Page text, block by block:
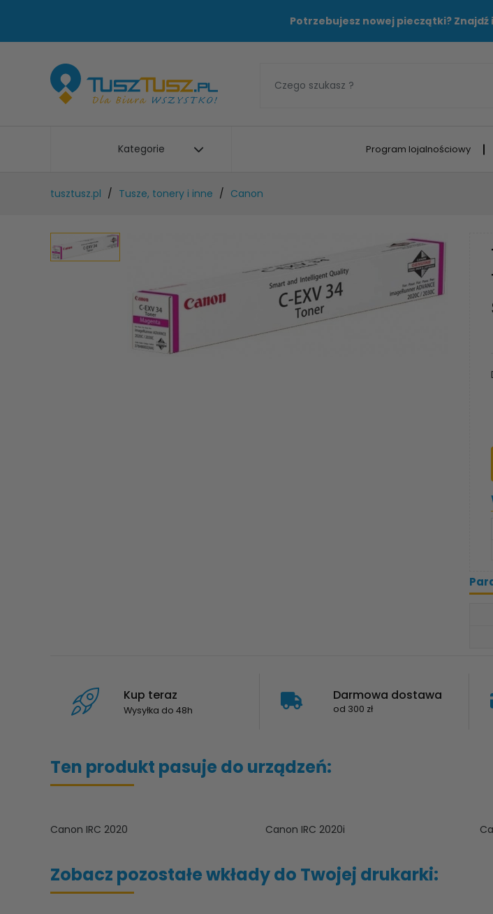
Potrzebujesz nowej pieczątki?
Kategorie Program lojalnościowy
tusztusz.pl Tusze, tonery i inne Canon
Kup teraz
Wysyłka do 48h
Darmowa dostawa
od 300 zł
Ten produkt pasuje do urządzeń:
Canon IRC 2020 Canon IRC 2020i
Zobacz pozostałe wkłady do Twojej drukarki: